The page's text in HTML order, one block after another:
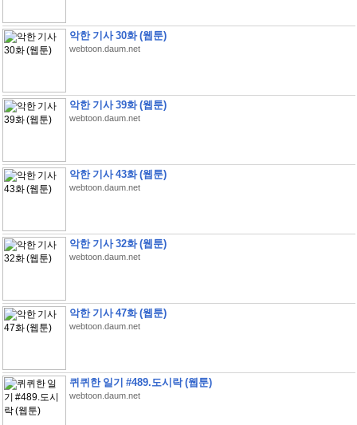
악한 기사 30화 (웹툰)
webtoon.daum.net
악한 기사 39화 (웹툰)
webtoon.daum.net
악한 기사 43화 (웹툰)
webtoon.daum.net
악한 기사 32화 (웹툰)
webtoon.daum.net
악한 기사 47화 (웹툰)
webtoon.daum.net
퀴퀴한 일기 #489.도시락 (웹툰)
webtoon.daum.net